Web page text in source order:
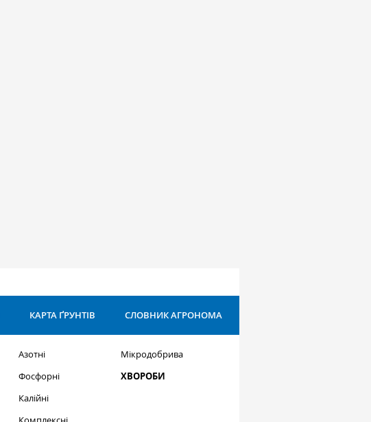
КАРТА ҐРУНТІВ СЛОВНИК АГРОНОМА
Азотні
Фосфорні
Калійні
Мікродобрива
ХВОРОБИ